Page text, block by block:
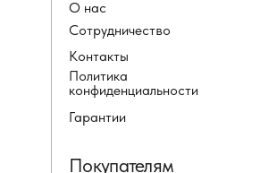
О нас
Сотрудничество
Контакты
Политика
конфиденциальности
Покупателям
Гарантии